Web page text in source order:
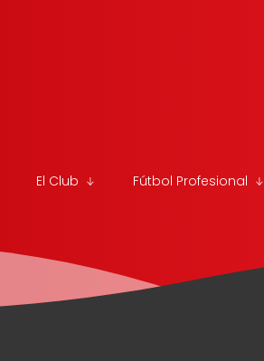
El Club Fútbol Profesional